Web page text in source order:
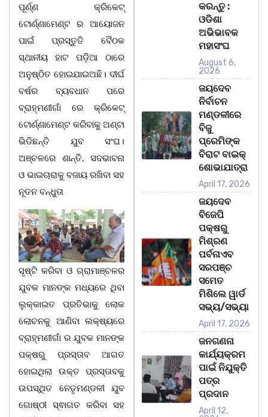
ପୂର୍ଣ୍ଣ କ୍ରିକେଟ୍
ଟୋର୍ଣ୍ଣାମେଣ୍ଟ ର ଆୟୋଜନ
ପାଇଁ ପ୍ରସ୍ତୁତି ବୈଠକ
ସ୍ଥାନୀୟ ହାଟ ପଡ଼ିଆ ଠାରେ
ଅନୁଷ୍ଠିତ ହୋଇଯାଇଅଛି। ଦୀର୍ଘ
ବର୍ଷର ବ୍ୟବଧାନ ପରେ
ବ୍ରାହ୍ମଣୀଗାଁ ରେ କ୍ରିକେଟ୍
ଟୋର୍ଣ୍ଣାମେଣ୍ଟ କରିବାକୁ ଅଣ୍ଟା
ଭିଡିଛନ୍ତି ଯୁବ ସଂଘ।
ଅଞ୍ଚଳରେ ଶାନ୍ତି, ସଦଭାବନା
ଓ ଭାଇଚାରାକୁ ବଜାୟ ରଖିବା ସହ
ନୂତନ ବନ୍ଧୁତା
ସୃଷ୍ଟି କରିବା ଓ ଗ୍ରାମାଞ୍ଚଳର
ଯୁବକ ମାନଙ୍କ ମଧ୍ୟରେ ଥିବା
ଲୁକ୍କାଇତ ପ୍ରତିଭାକୁ ଲୋକ
ଲୋଚନକୁ ଆଣିବା ଲକ୍ଷ୍ୟରେ
ବ୍ରାହ୍ମଣୀଗାଁ ର ଯୁବକ ମାନଙ୍କ
ପକ୍ଷରୁ ପ୍ରସ୍ତାବ ଆଗତ
ହୋଇଥିଲା ଉକ୍ତ ପ୍ରସ୍ତାବକୁ
ଉପସ୍ଥିତ ନେତୃମଣ୍ଡଳୀ ଯୁବ
ଗୋଷ୍ଠୀ ସ୍ଵାଗତ କରିବା ସହ
କରନ୍ତୁ :
ଓଡିଶା
ଅଭିଭାବକ
ମହାସଂଘ
August 6,
2026
ଜୟଦେବ
ନିର୍ବାଚନ
ମଣ୍ଡଳୀରେ
ବିଜୁ
ପ୍ରେମିଙ୍କ
ବିରାଟ ବାଇକ୍
ଶୋଭାଯାତ୍ରା
April 17, 2026
ଜୟଦେବ
ବିଜେପି
ପକ୍ଷରୁ
ମିଶ୍ରଣ
ପର୍ବନାଏବ
ସରପଞ୍ଚ
ସମେତ
ମିଶିଲେ ୱାର୍ଡ
ସଭ୍ୟ/ସଭ୍ୟା
April 17, 2026
ଜନଗଣନା
କାର୍ଯ୍ୟକ୍ରମ
ପାଇଁ ନିଯୁକ୍ତି
ପତ୍ର
ପ୍ରଦାନ
April 12,